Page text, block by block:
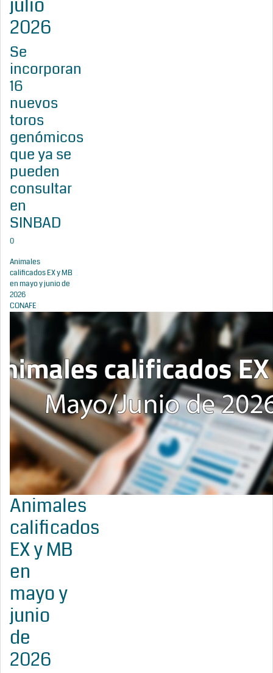
julio
2026
Se
incorporan
16
nuevos
toros
genómicos
que ya se
pueden
consultar
en
SINBAD
0
Animales
calificados EX y MB
en mayo y junio de
2026
CONAFE
Animales
calificados
EX y MB
en
mayo y
junio
de
2026